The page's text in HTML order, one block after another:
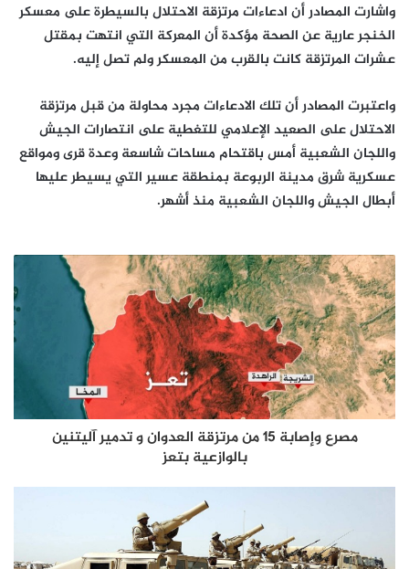
واشارت المصادر أن ادعاءات مرتزقة الاحتلال بالسيطرة على معسكر
الخنجر عارية عن الصحة مؤكدة أن المعركة التي انتهت بمقتل
عشرات المرتزقة كانت بالقرب من المعسكر ولم تصل إليه.
واعتبرت المصادر أن تلك الادعاءات مجرد محاولة من قبل مرتزقة
الاحتلال على الصعيد الإعلامي للتغطية على انتصارات الجيش
واللجان الشعبية أمس باقتحام مساحات شاسعة وعدة قرى ومواقع
عسكرية شرق مدينة الربوعة بمنطقة عسير التي يسيطر عليها
أبطال الجيش واللجان الشعبية منذ أشهر.
مصرع وإصابة 15 من مرتزقة العدوان و تدمير آليتنين
بالوازعية بتعز